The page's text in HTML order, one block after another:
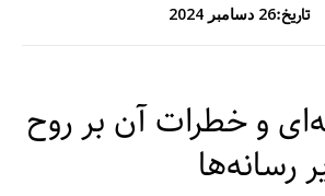
تاریخ:26 دسامبر 2024
و خطرات آن بر روح
رسانه‌ها